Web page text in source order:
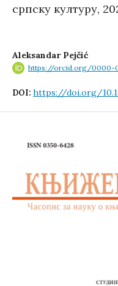
српску културу,
Aleksandar Pejčić
https://orcid.org/0000-
DOI: https://doi.org/